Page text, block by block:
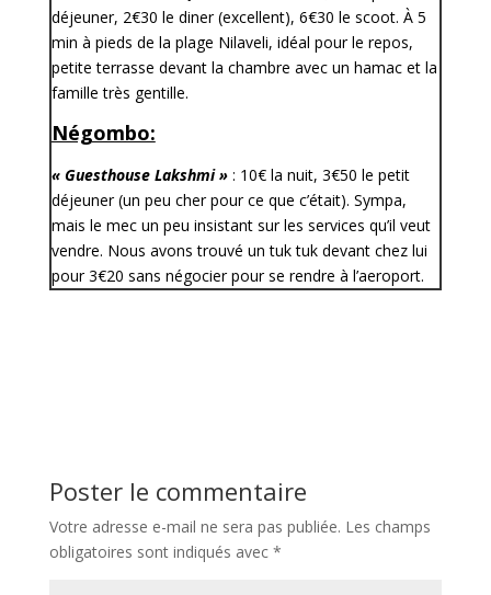
déjeuner, 2€30 le diner (excellent), 6€30 le scoot. À 5
min à pieds de la plage Nilaveli, idéal pour le repos,
petite terrasse devant la chambre avec un hamac et la
famille très gentille.
Négombo:
« Guesthouse Lakshmi » : 10€ la nuit, 3€50 le petit
déjeuner (un peu cher pour ce que c’était). Sympa,
mais le mec un peu insistant sur les services qu’il veut
vendre. Nous avons trouvé un tuk tuk devant chez lui
pour 3€20 sans négocier pour se rendre à l’aeroport.
Poster le commentaire
Votre adresse e-mail ne sera pas publiée. Les champs
obligatoires sont indiqués avec *